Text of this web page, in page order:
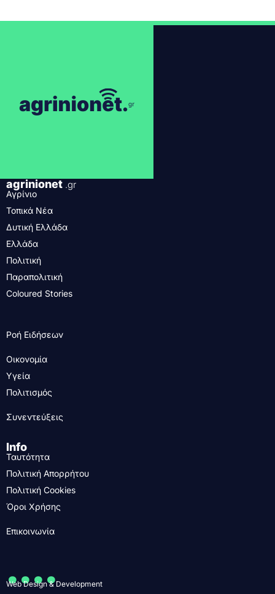
agrinionet .gr
Αγρίνιο
Τοπικά Νέα
Δυτική Ελλάδα
Ελλάδα
Πολιτική
Παραπολιτική
Coloured Stories
Ροή Ειδήσεων
Οικονομία
Υγεία
Πολιτισμός
Συνεντεύξεις
Info
Ταυτότητα
Πολιτική Απορρήτου
Πολιτική Cookies
Όροι Χρήσης
Επικοινωνία
....
Web Design & Development